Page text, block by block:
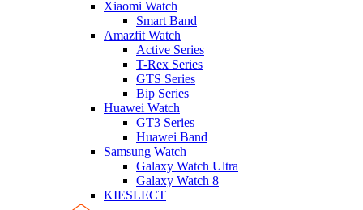
Xiaomi Watch
Smart Band
Amazfit Watch
Active Series
T-Rex Series
GTS Series
Bip Series
Huawei Watch
GT3 Series
Huawei Band
Samsung Watch
Galaxy Watch Ultra
Galaxy Watch 8
KIESLECT